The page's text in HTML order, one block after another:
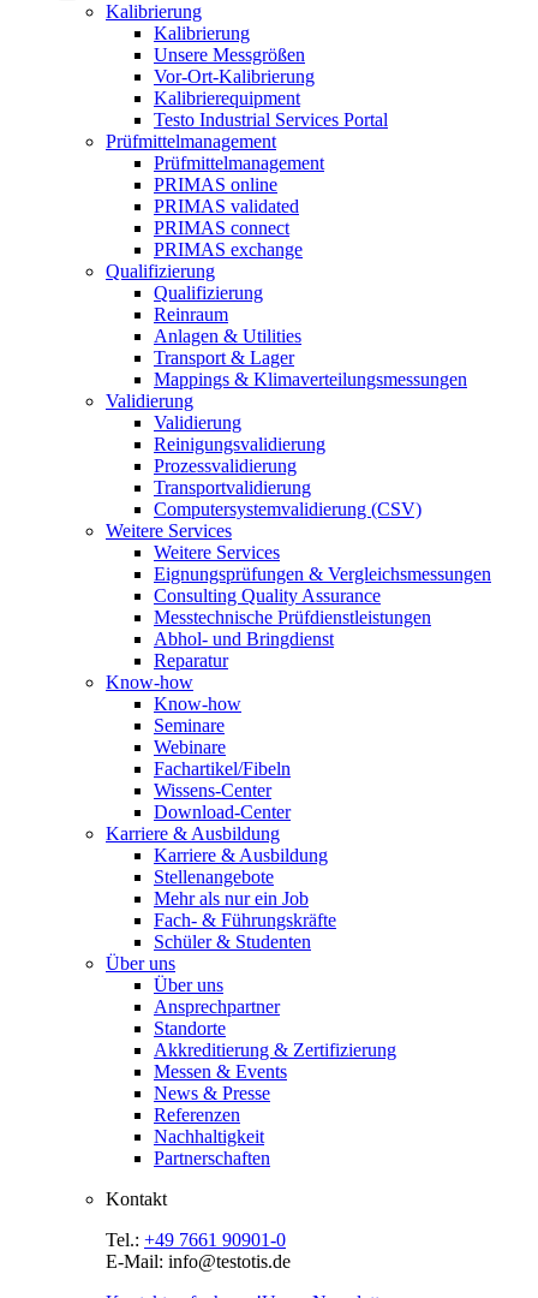
Kalibrierung
Kalibrierung
Unsere Messgrößen
Vor-Ort-Kalibrierung
Kalibrierequipment
Testo Industrial Services Portal
Prüfmittelmanagement
Prüfmittelmanagement
PRIMAS online
PRIMAS validated
PRIMAS connect
PRIMAS exchange
Qualifizierung
Qualifizierung
Reinraum
Anlagen & Utilities
Transport & Lager
Mappings & Klimaverteilungsmessungen
Validierung
Validierung
Reinigungsvalidierung
Prozessvalidierung
Transportvalidierung
Computersystemvalidierung (CSV)
Weitere Services
Weitere Services
Eignungsprüfungen & Vergleichsmessungen
Consulting Quality Assurance
Messtechnische Prüfdienstleistungen
Abhol- und Bringdienst
Reparatur
Know-how
Know-how
Seminare
Webinare
Fachartikel/Fibeln
Wissens-Center
Download-Center
Karriere & Ausbildung
Karriere & Ausbildung
Stellenangebote
Mehr als nur ein Job
Fach- & Führungskräfte
Schüler & Studenten
Über uns
Über uns
Ansprechpartner
Standorte
Akkreditierung & Zertifizierung
Messen & Events
News & Presse
Referenzen
Nachhaltigkeit
Partnerschaften
Kontakt
Tel.: +49 7661 90901-0
E-Mail: info@testotis.de